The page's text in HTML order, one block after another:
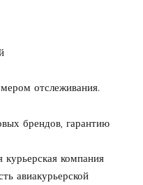
отслеживания.
брендов, гарантию
компания
авиакурьерской